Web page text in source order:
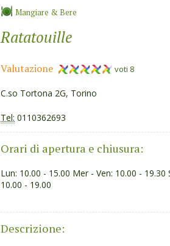
Mangiare & Bere
Ratatouille
Valutazione voti 8
C.so Tortona 2G, Torino
Tel: 0110362693
Orari di apertura e chiusura:
Lun: 10.00 - 15.00 Mer - Ven: 10.00 -
10.00 - 19.00
Descrizione: